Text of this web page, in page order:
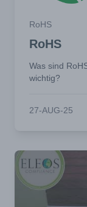
RoHS
RoHS
Was sind
wichtig?
27-AUG-25